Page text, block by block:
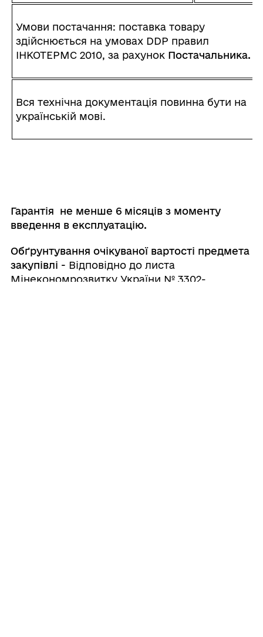
Умови постачання: поставка товару
здійснюється на умовах DDР правил
ІНКОТЕРМС 2010, за рахунок Постачальника.
Вся технічна документація повинна бути на
українській мові.
Гарантія не менше 6 місяців змоменту
введення в експлуатацію.
Обґрунтування очікуваної вартості предмета
закупівлі - Відповідно до листа
Мінекономрозвитку України № 3302-